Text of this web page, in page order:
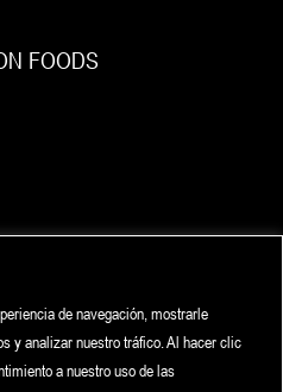
de navegación, mostrarle
y analizar nuestro tráfico. Al hacer clic
a nuestro uso de las
FOODS